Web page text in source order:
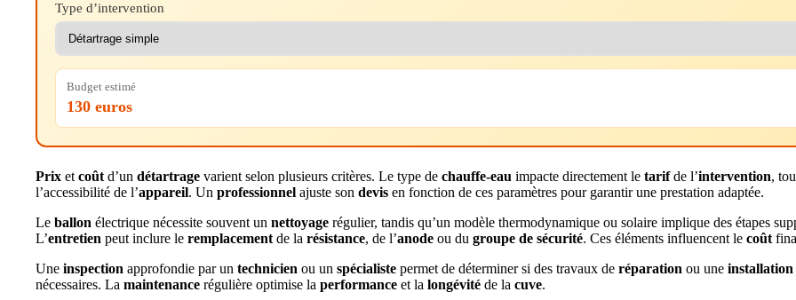
Type d’intervention
Budget estimé
130 euros
Prix et coût d’un détartrage varient selon plusieurs critères. Le type de chauffe-eau impacte directement le tarifde l’intervention,
l’accessibilité de l’appareil. Un professionnel ajuste son devis en fonction de ces paramètres pour garantir une prestation adaptée.
Le ballon électrique nécessite souvent un nettoyage régulier, tandis qu’un modèle thermodynamique ou solaire implique des étapes
L’entretien peut inclure le remplacement de la résistance, de l’anode ou du groupe de sécurité. Ces éléments influencent le coût
Une inspection approfondie par un technicien ou un spécialiste permet de déterminer si des travaux de réparation ou une installation
nécessaires. La maintenance régulière optimise la performance et la longévité de la cuve.